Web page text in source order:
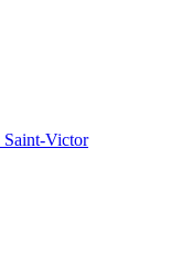
Saint-Victor